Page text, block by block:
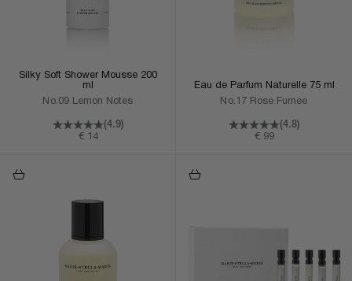
Silky Soft Shower Mousse 200
ml
No.09 Lemon Notes
(4.9)
Aanbiedingsprijs
€ 14
Eau de Parfum Naturelle 75 ml
No.17 Rose Fumee
(4.8)
Aanbiedingsprijs
€ 99
In Winkelmand In Winkelmand